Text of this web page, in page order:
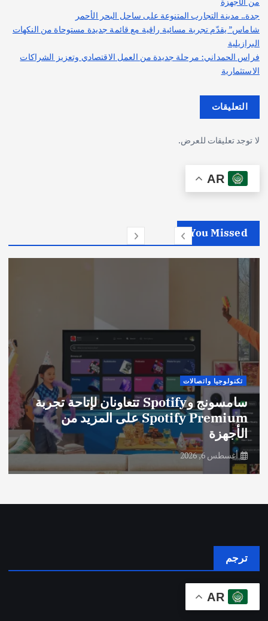
جدة.. مدينة التجارب المتنوعة على ساحل البحر الأحمر
شاماس” يقدّم تجربة مسائية راقية مع قائمة جديدة مستوحاة من النكهات
البرازيلية
فراس الحمداني: مرحلة جديدة من العمل الاقتصادي وتعزيز الشراكات
الاستثمارية
التعليقات
لا توجد تعليقات للعرض.
AR
You Missed
تكنولوجيا واتصالات
سامسونج وSpotify تتعاونان لإتاحة تجربة
Spotify Premium على المزيد من
الأجهزة
أغسطس 6, 2026
ترجم
AR